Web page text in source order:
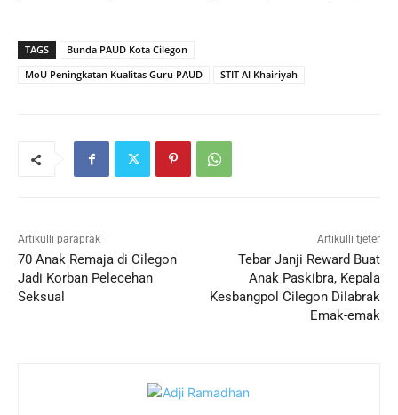
TAGS
Bunda PAUD Kota Cilegon
MoU Peningkatan Kualitas Guru PAUD
STIT Al Khairiyah
Artikulli paraprak
70 Anak Remaja di Cilegon
Jadi Korban Pelecehan
Seksual
Artikulli tjetër
Tebar Janji Reward Buat
Anak Paskibra, Kepala
Kesbangpol Cilegon Dilabrak
Emak-emak